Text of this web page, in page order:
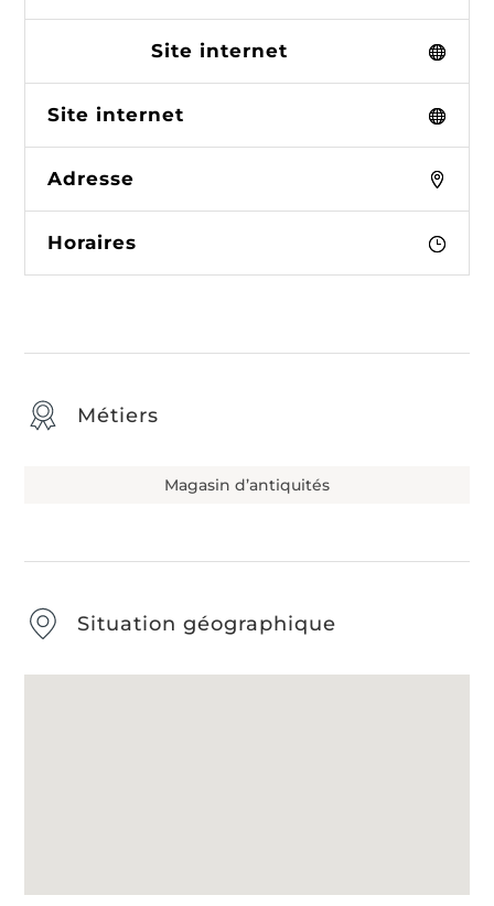
Site internet
Site internet
Adresse
Horaires
Métiers
Magasin d’antiquités
Situation géographique